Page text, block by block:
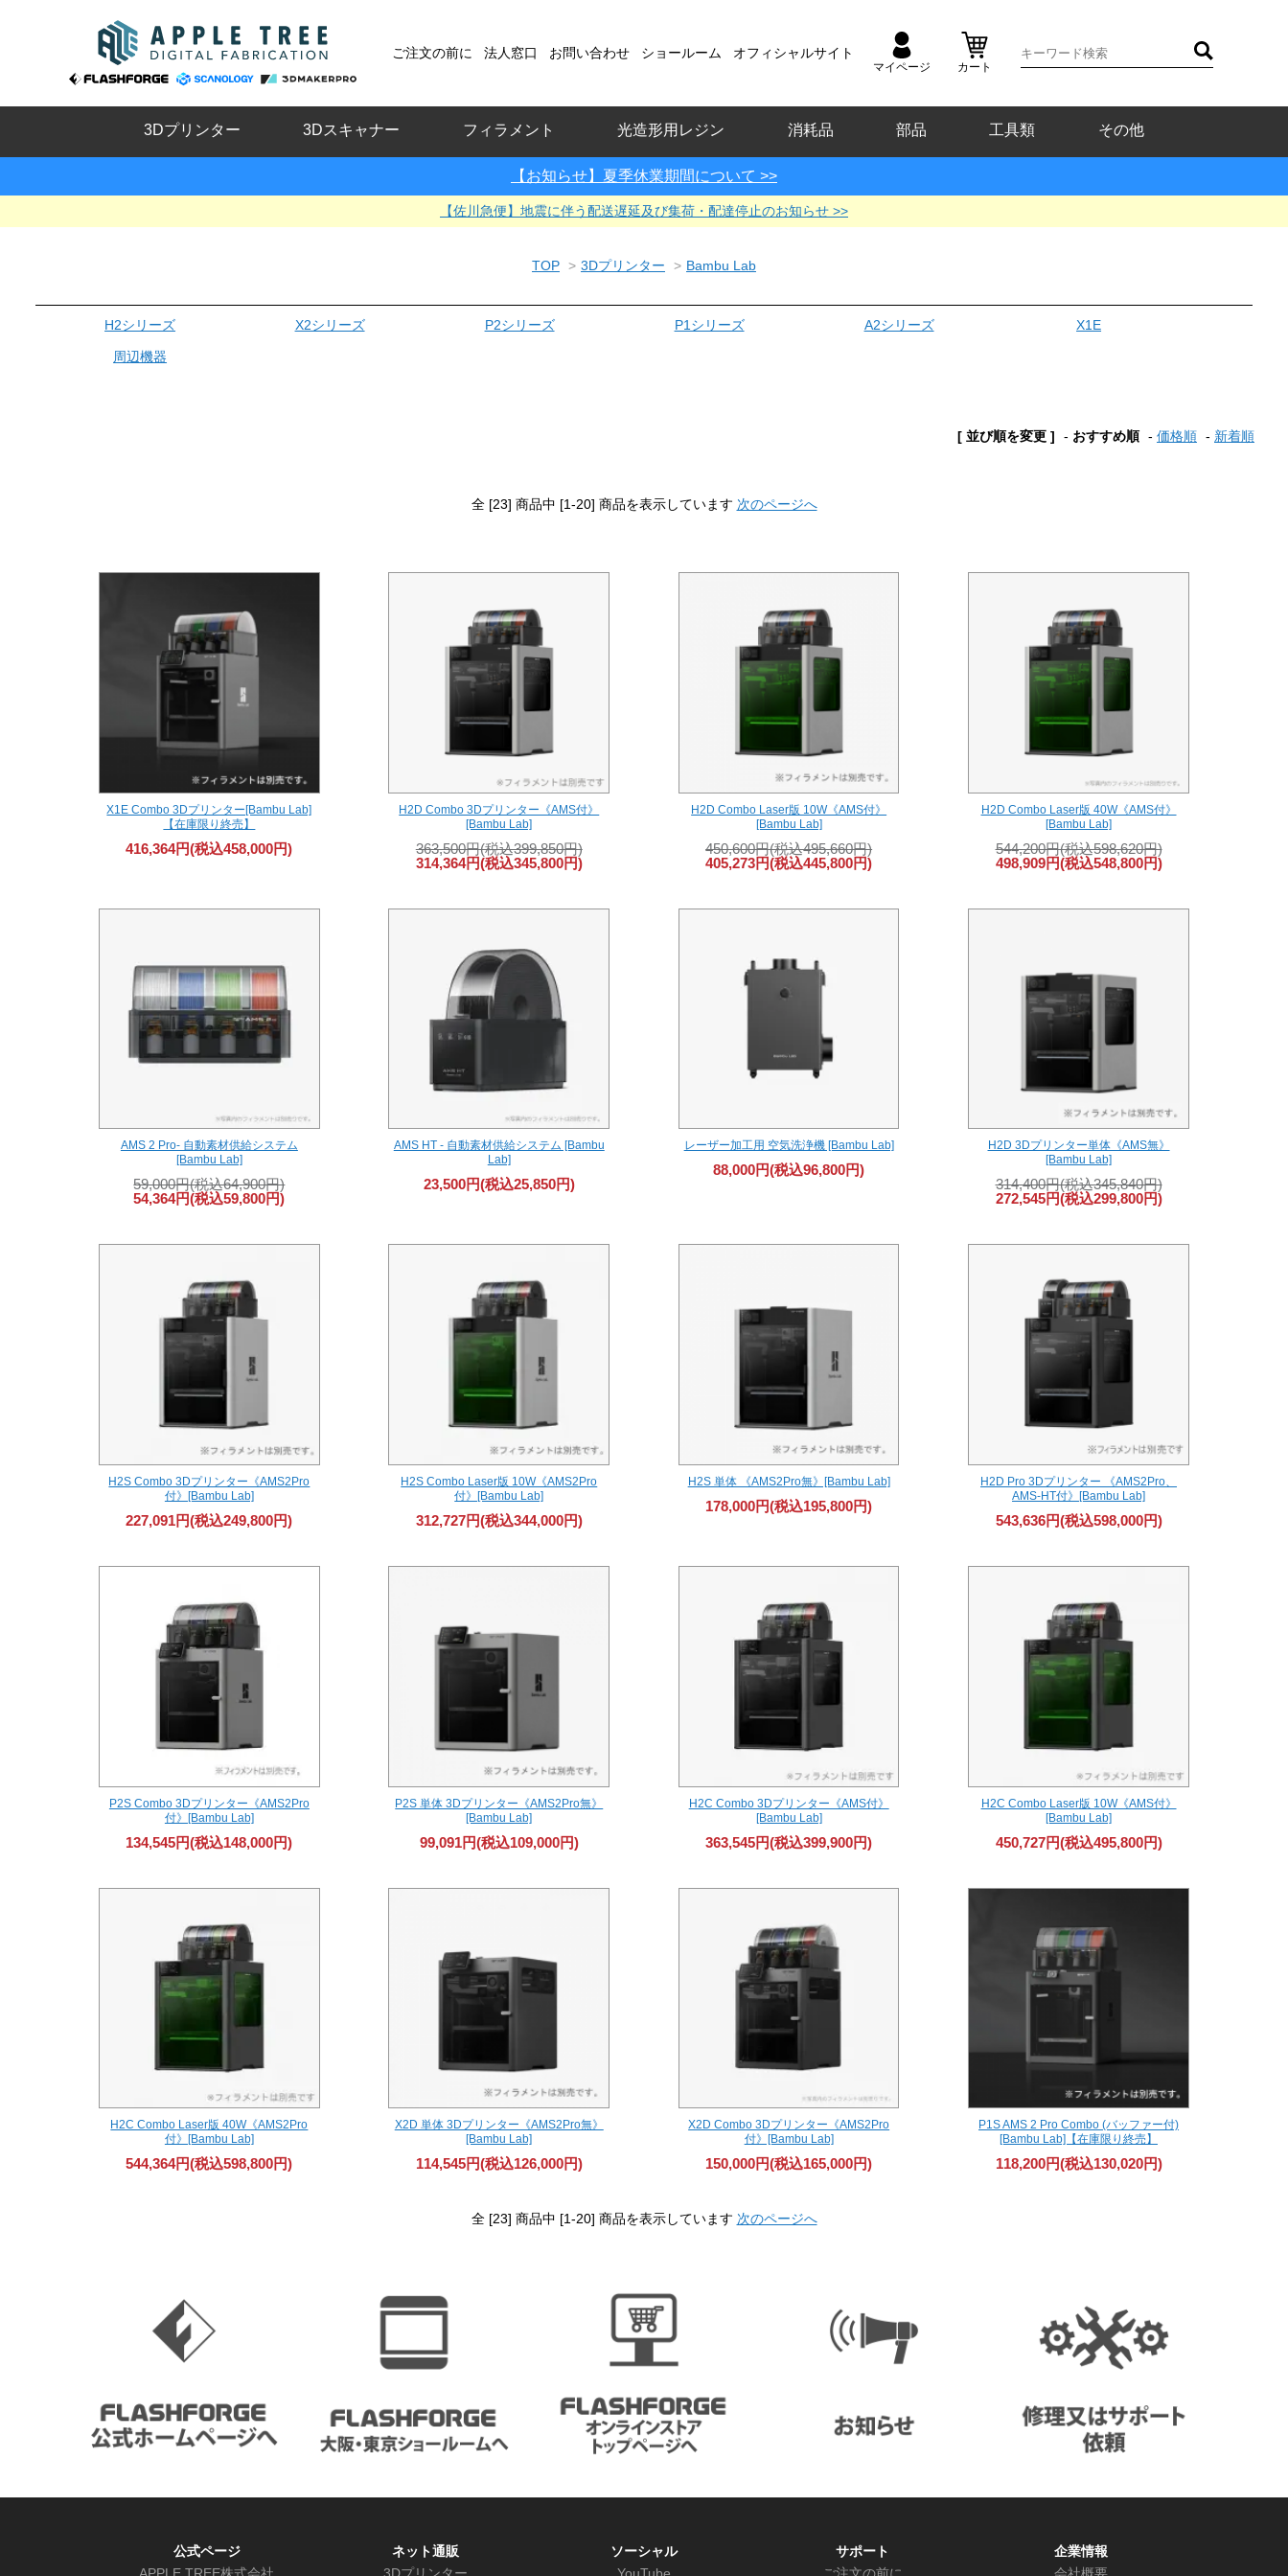
ご注文の前に 法人窓口 お問い合わせ ショールーム オフィシャルサイト
マイページ カート
3Dプリンター 3Dスキャナー フィラメント 光造形用レジン 消耗品 部品 工具類 その他
【お知らせ】夏季休業期間について >>
【佐川急便】地震に伴う配送遅延及び集荷・配達停止のお知らせ >>
TOP > 3Dプリンター > Bambu Lab
H2シリーズ X2シリーズ P2シリーズ P1シリーズ A2シリーズ X1E
周辺機器
[ 並び順を変更 ] - おすすめ順 - 価格順 - 新着順
全 [23] 商品中 [1-20] 商品を表示しています 次のページへ
X1E Combo 3Dプリンター[Bambu Lab]
【在庫限り終売】
416,364円(税込458,000円)
H2D Combo 3Dプリンター《AMS付》
[Bambu Lab]
363,500円(税込399,850円)
314,364円(税込345,800円)
H2D Combo Laser版 10W《AMS付》
[Bambu Lab]
450,600円(税込495,660円)
405,273円(税込445,800円)
H2D Combo Laser版 40W《AMS付》
[Bambu Lab]
544,200円(税込598,620円)
498,909円(税込548,800円)
AMS 2 Pro- 自動素材供給システム
[Bambu Lab]
59,000円(税込64,900円)
54,364円(税込59,800円)
AMS HT - 自動素材供給システム [Bambu
Lab]
23,500円(税込25,850円)
レーザー加工用 空気洗浄機 [Bambu Lab]
88,000円(税込96,800円)
H2D 3Dプリンター単体《AMS無》
[Bambu Lab]
314,400円(税込345,840円)
272,545円(税込299,800円)
H2S Combo 3Dプリンター《AMS2Pro
付》[Bambu Lab]
227,091円(税込249,800円)
H2S Combo Laser版 10W《AMS2Pro
付》[Bambu Lab]
312,727円(税込344,000円)
H2S 単体 《AMS2Pro無》[Bambu Lab]
178,000円(税込195,800円)
H2D Pro 3Dプリンター 《AMS2Pro、
AMS-HT付》[Bambu Lab]
543,636円(税込598,000円)
P2S Combo 3Dプリンター《AMS2Pro
付》[Bambu Lab]
134,545円(税込148,000円)
P2S 単体 3Dプリンター《AMS2Pro無》
[Bambu Lab]
99,091円(税込109,000円)
H2C Combo 3Dプリンター《AMS付》
[Bambu Lab]
363,545円(税込399,900円)
H2C Combo Laser版 10W《AMS付》
[Bambu Lab]
450,727円(税込495,800円)
H2C Combo Laser版 40W《AMS2Pro
付》[Bambu Lab]
544,364円(税込598,800円)
X2D 単体 3Dプリンター《AMS2Pro無》
[Bambu Lab]
114,545円(税込126,000円)
X2D Combo 3Dプリンター《AMS2Pro
付》[Bambu Lab]
150,000円(税込165,000円)
P1S AMS 2 Pro Combo (バッファー付)
[Bambu Lab]【在庫限り終売】
118,200円(税込130,020円)
全 [23] 商品中 [1-20] 商品を表示しています 次のページへ
公式ページ
ネット通販
ソーシャル
サポート
企業情報